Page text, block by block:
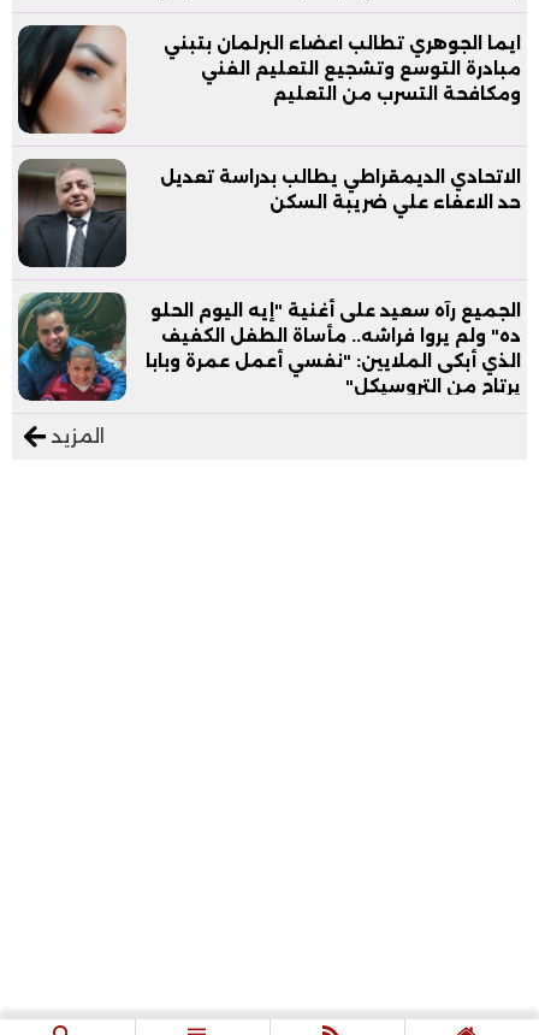
ايما الجوهري تطالب اعضاء البرلمان بتبني
مبادرة التوسع وتشجيع التعليم الفني
ومكافحة التسرب من التعليم
الاتحادي الديمقراطي يطالب بدراسة تعديل
حد الاعفاء علي ضريبة السكن
الجميع رآه سعيد على أغنية "إيه اليوم الحلو
ده" ولم يروا فراشه.. مأساة الطفل الكفيف
الذي أبكى الملايين: "نفسي أعمل عمرة وبابا
يرتاح من التروسيكل"
المزيد